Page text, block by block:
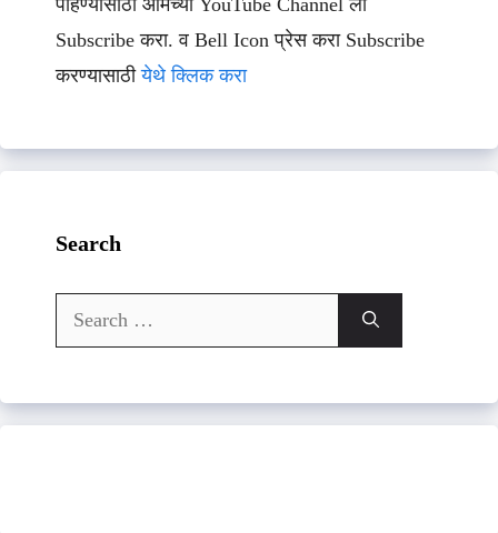
Subscribe करा. व Bell Icon प्रेस करा Subscribe
करण्यासाठीयेथे क्लिक करा
Search
Search
for: